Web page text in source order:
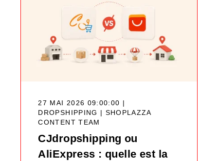
27 MAI 2026 09:00:00 |
DROPSHIPPING | SHOPLAZZA
CONTENT TEAM
CJdropshipping ou
AliExpress : quelle est la